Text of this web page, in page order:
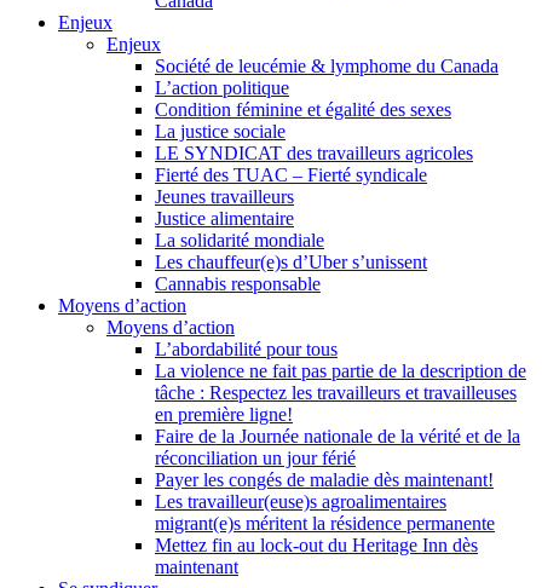
Enjeux
Enjeux
Société de leucémie & lymphome du Canada
L’action politique
Condition féminine et égalité des sexes
La justice sociale
LE SYNDICAT des travailleurs agricoles
Fierté des TUAC – Fierté syndicale
Jeunes travailleurs
Justice alimentaire
La solidarité mondiale
Les chauffeur(e)s d’Uber s’unissent
Cannabis responsable
Moyens d’action
Moyens d’action
L’abordabilité pour tous
La violence ne fait pas partie de la description de
tâche : Respectez les travailleurs et travailleuses
en première ligne!
Faire de la Journée nationale de la vérité et de la
réconciliation un jour férié
Payer les congés de maladie dès maintenant!
Les travailleur(euse)s agroalimentaires
migrant(e)s méritent la résidence permanente
Mettez fin au lock-out du Heritage Inn dès
maintenant